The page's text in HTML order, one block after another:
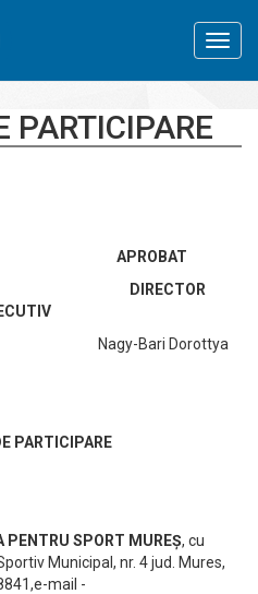
PARTICIPARE
APROBAT
Dorottya
PARTICIPARE
PENTRU SPORT MUREȘ, cu
Municipal, nr. 4 jud. Mures,
mail -